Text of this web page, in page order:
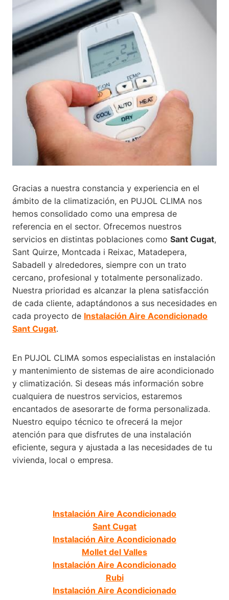
Gracias a nuestra constancia y experiencia en el
ámbito de la climatización, en PUJOL CLIMA nos
hemos consolidado como una empresa de
referencia en el sector. Ofrecemos nuestros
servicios en distintas poblaciones como Sant Cugat,
Sant Quirze, Montcada i Reixac, Matadepera,
Sabadell y alrededores, siempre con un trato
cercano, profesional y totalmente personalizado.
Nuestra prioridad es alcanzar la plena satisfacción
de cada cliente, adaptándonos a sus necesidades en
cada proyecto de Instalación Aire Acondicionado
Sant Cugat.
En PUJOL CLIMA somos especialistas en instalación
y mantenimiento de sistemas de aire acondicionado
y climatización. Si deseas más información sobre
cualquiera de nuestros servicios, estaremos
encantados de asesorarte de forma personalizada.
Nuestro equipo técnico te ofrecerá la mejor
atención para que disfrutes de una instalación
eficiente, segura y ajustada a las necesidades de tu
vivienda, local o empresa.
Instalación Aire Acondicionado
Sant Cugat
Instalación Aire Acondicionado
Mollet del Valles
Instalación Aire Acondicionado
Rubi
Instalación Aire Acondicionado